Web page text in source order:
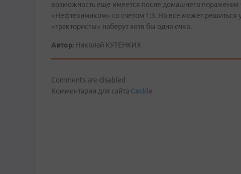
возможность еще имеется после домашнего поражения
«Нефтехимиком» со счетом 1:3. Но все может
«трактористы» наберут хотя бы одно очко.
Автор: Николай КУТЕНКИХ
Comments are disabled
Комментарии для сайта Cackle